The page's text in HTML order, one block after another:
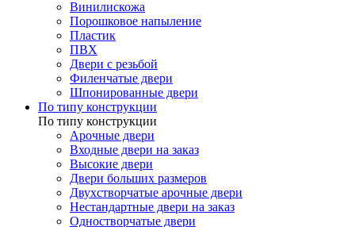
Винилискожа
Порошковое напыление
Пластик
ПВХ
Двери с резьбой
Филенчатые двери
Шпонированные двери
По типу конструкции
По типу конструкции
Арочные двери
Входные двери на заказ
Высокие двери
Двери больших размеров
Двухстворчатые арочные двери
Нестандартные двери на заказ
Одностворчатые двери